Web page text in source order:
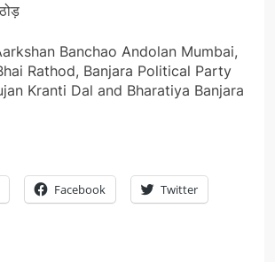
Banchao Andolan Mumbai,
Rathod, Banjara Political Party
Kranti Dal and Bharatiya Banjara
Facebook Twitter